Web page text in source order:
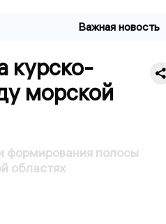
Важная новость
курско-
морской
формирования полосы
областях